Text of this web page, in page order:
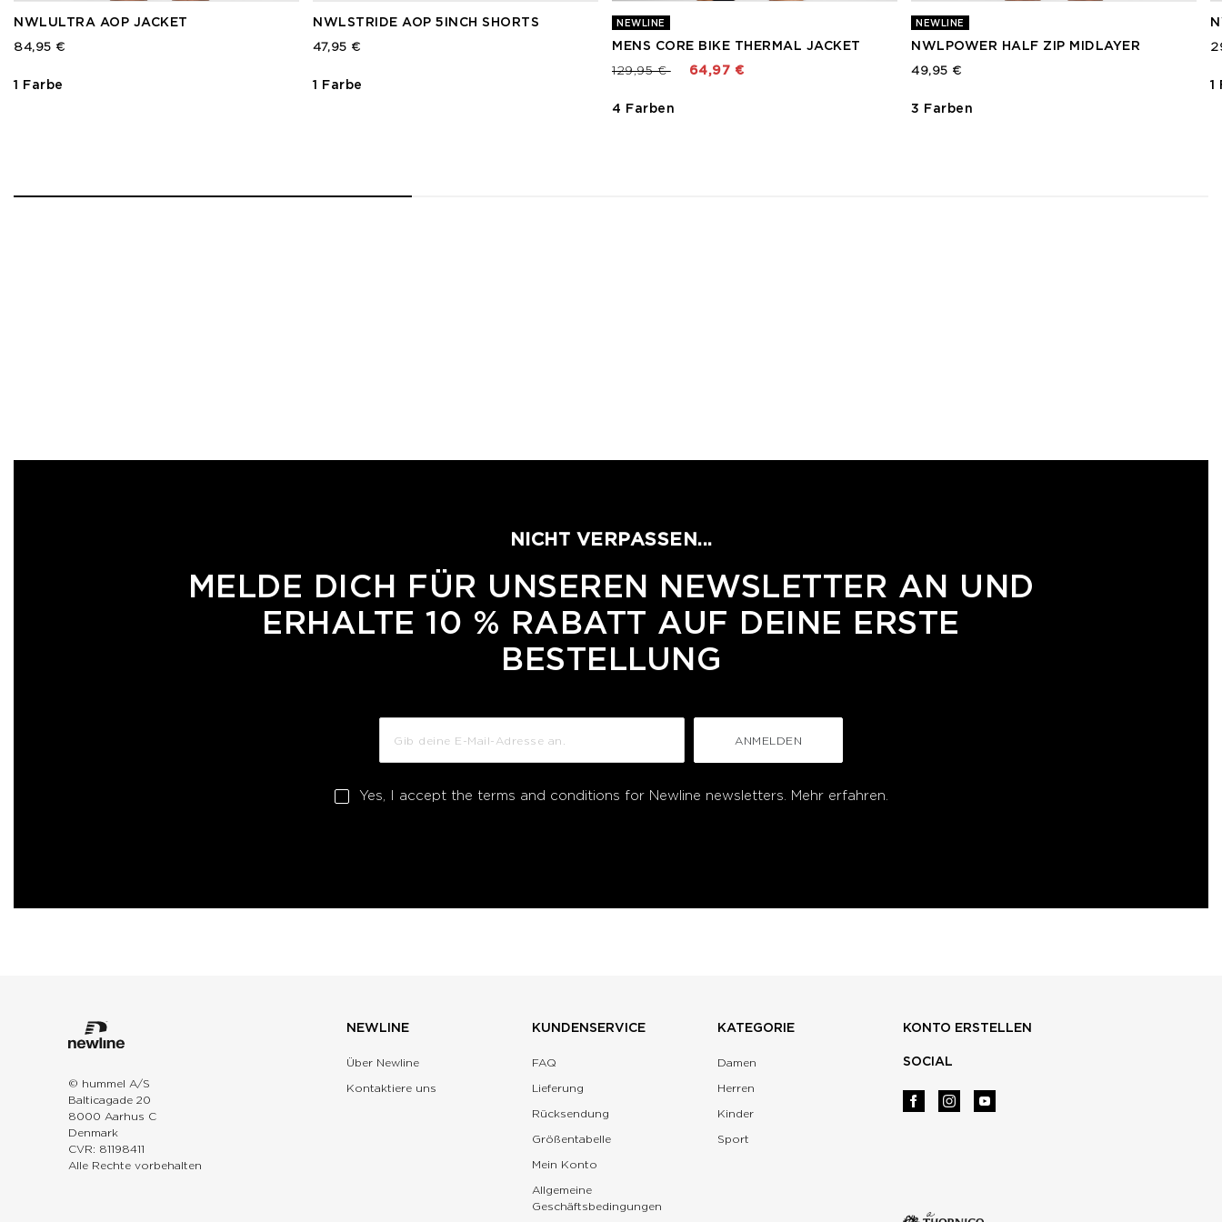
NWLULTRA AOP JACKET
84,95 €
1 Farbe
NWLSTRIDE AOP 5INCH SHORTS
47,95 €
1 Farbe
NEWLINE
MENS CORE BIKE THERMAL JACKET
Preis reduziert von
129,95 €bis 64,97 €
4 Farben
NEWLINE
NWLPOWER HALF ZIP MIDLAYER
49,95 €
3 Farben
1
NICHT VERPASSEN...
MELDE DICH FÜR UNSEREN NEWSLETTER AN UND
ERHALTE 10 % RABATT AUF DEINE ERSTE
BESTELLUNG
ANMELDEN
Yes, I accept the terms and conditions for Newline newsletters. Mehr erfahren.
© hummel A/S
Balticagade 20
8000 Aarhus C
Denmark
CVR: 81198411
Alle Rechte vorbehalten
NEWLINE
Über Newline
Kontaktiere uns
KUNDENSERVICE
FAQ
Lieferung
Rücksendung
Größentabelle
Mein Konto
Allgemeine
Geschäftsbedingungen
KATEGORIE
Damen
Herren
Kinder
Sport
KONTO ERSTELLEN
SOCIAL